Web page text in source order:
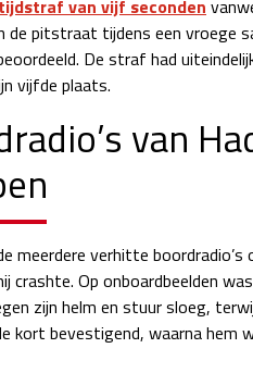
van vijf seconden
de pitstraat tijdens een vroege
De straf had
vijfde plaats.
van
meerdere verhitte boordradio’s
crashte. Op onboardbeelden
zijn helm en stuur sloeg,
kort bevestigend, waarna hem